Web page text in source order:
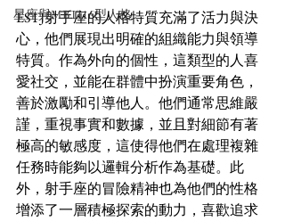
星座與MBTI16型人格
ESTJ射手座的人格特質充滿了活力與決
心，他們展現出明確的組織能力與領導
特質。作為外向的個性，這類型的人喜
愛社交，並能在群體中扮演重要角色，
善於激勵和引導他人。他們通常思維嚴
謹，重視事實和數據，並且對細節有著
極高的敏感度，這使得他們在處理複雜
任務時能夠以邏輯分析作為基礎。此
外，射手座的冒險精神也為他們的性格
增添了一層積極探索的動力，喜歡追求